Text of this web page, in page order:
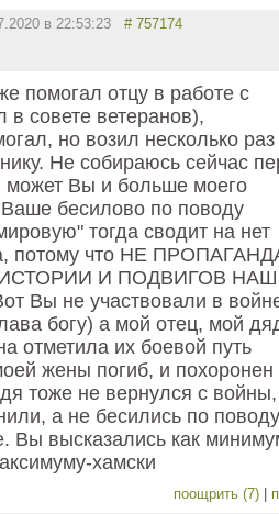
в 22:53:23 # 757174
помогал отцу в работе с
совете ветеранов),
но возил несколько раз
Не собираюсь сейчас
может Вы и больше моего
бесилово по поводу
тогда сводит на нет
потому что НЕ
И ПОДВИГОВ
Вы не участвовали в
богу) а мой отец, мой
отметила их боевой путь
жены погиб, и похоронен
тоже не вернулся с
а не бесились по поводу
Вы высказались как
хамски
поощрить (7) |